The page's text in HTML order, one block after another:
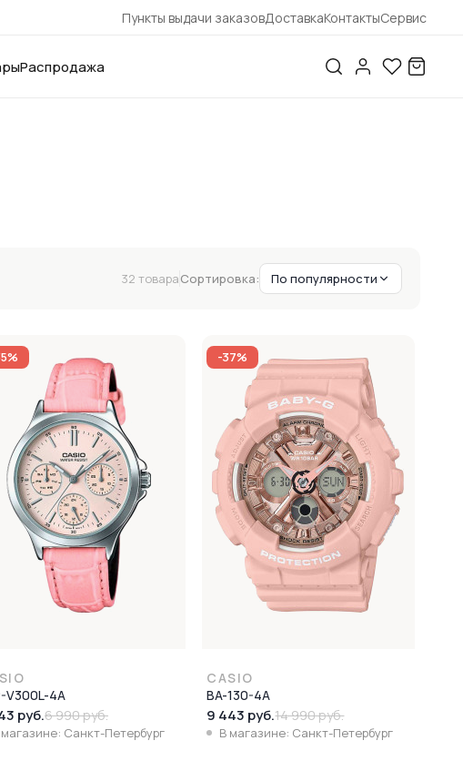
Пункты выдачи заказовДоставкаКонтактыСервис
Распродажа
32 товараСортировка: По популярности
V300L-4A
руб.6 990 руб.
Санкт-Петербург
-37%
CASIO
BA-130-4A
9 443 руб.14 990 руб.
В магазине: Санкт-Петербург